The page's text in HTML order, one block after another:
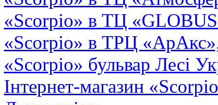
«Scorpio» в ТЦ
«Scorpio» в ТРЦ
«Scorpio» бульвар Лесі
Інтернет-магазин